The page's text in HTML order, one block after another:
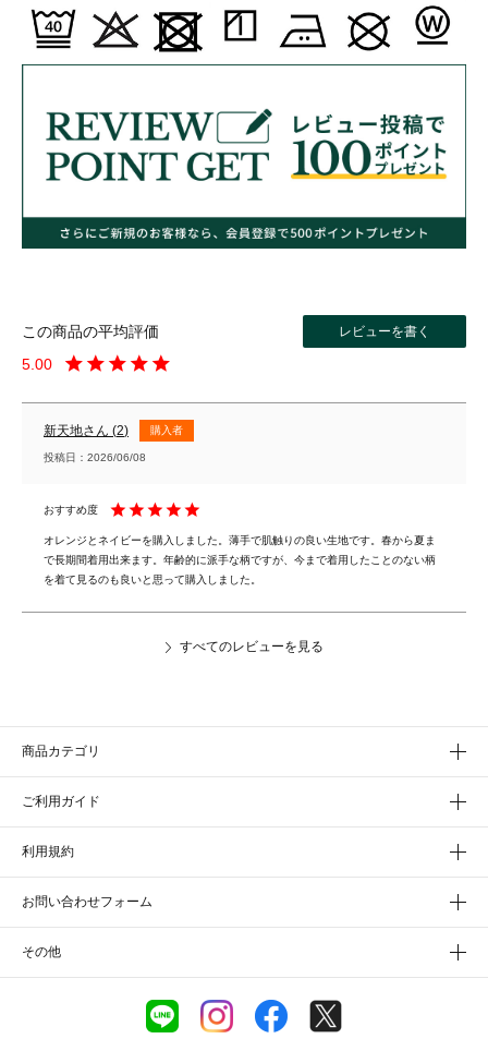
5.00
新天地 2 購入者
投稿日 2026/06/08
オレンジとネイビーを購入しました。薄手で肌触りの良い生地です。春から夏ま
で長期間着用出来ます。年齢的に派手な柄ですが、今まで着用したことのない柄
すべてのレビューを見る
レビューを書く
商品カテゴリ
ご利用ガイド
利用規約
お問い合わせフォーム
その他